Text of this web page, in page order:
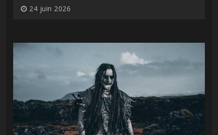
24 juin 2026